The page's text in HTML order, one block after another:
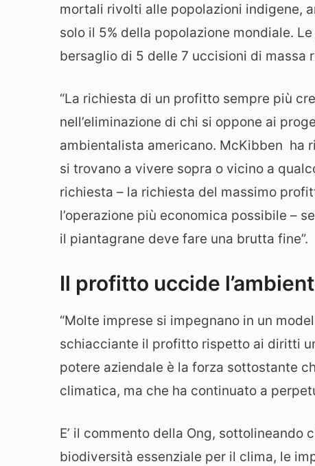
mortali rivolti alle popolazioni indigene,
solo il 5% della popolazione mondiale.
bersaglio di 5 delle 7 uccisioni di massa
“La richiesta di un profitto sempre più
nell’eliminazione di chi si oppone ai
ambientalista americano. McKibben ha
si trovano a vivere sopra o vicino a
richiesta – la richiesta del massimo
l’operazione più economica possibile –
il piantagrane deve fare una brutta fine”.
Il profitto uccide
“Molte imprese si impegnano in un
schiacciante il profitto rispetto ai diritti
potere aziendale è la forza sottostante
climatica, ma che ha continuato a
E’ il commento della Ong, sottolineando
biodiversità essenziale per il clima, le